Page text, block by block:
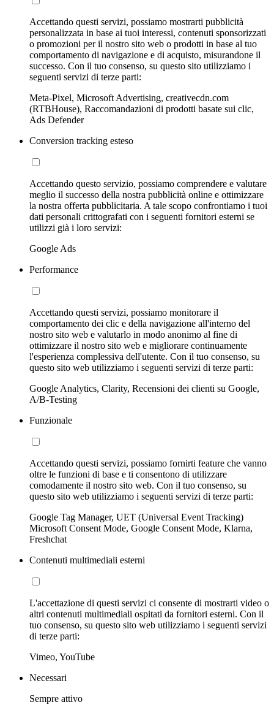
Accettando questi servizi, possiamo mostrarti pubblicità
personalizzata in base ai tuoi interessi, contenuti sponsorizzati
o promozioni per il nostro sito web o prodotti in base al tuo
comportamento di navigazione e di acquisto, misurandone il
successo. Con il tuo consenso, su questo sito utilizziamo i
seguenti servizi di terze parti:
Meta-Pixel, Microsoft Advertising, creativecdn.com
(RTBHouse), Raccomandazioni di prodotti basate sui clic,
Ads Defender
Conversion tracking esteso
Accettando questo servizio, possiamo comprendere e valutare
meglio il successo della nostra pubblicità online e ottimizzare
la nostra offerta pubblicitaria. A tale scopo confrontiamo i tuoi
dati personali crittografati con i seguenti fornitori esterni se
utilizzi già i loro servizi:
Google Ads
Performance
Accettando questi servizi, possiamo monitorare il
comportamento dei clic e della navigazione all'interno del
nostro sito web e valutarlo in modo anonimo al fine di
ottimizzare il nostro sito web e migliorare continuamente
l'esperienza complessiva dell'utente. Con il tuo consenso, su
questo sito web utilizziamo i seguenti servizi di terze parti:
Google Analytics, Clarity, Recensioni dei clienti su Google,
A/B-Testing
Funzionale
Accettando questi servizi, possiamo fornirti feature che vanno
oltre le funzioni di base e ti consentono di utilizzare
comodamente il nostro sito web. Con il tuo consenso, su
questo sito web utilizziamo i seguenti servizi di terze parti:
Google Tag Manager, UET (Universal Event Tracking)
Microsoft Consent Mode, Google Consent Mode, Klarna,
Freshchat
Contenuti multimediali esterni
L'accettazione di questi servizi ci consente di mostrarti video o
altri contenuti multimediali ospitati da fornitori esterni. Con il
tuo consenso, su questo sito web utilizziamo i seguenti servizi
di terze parti:
Vimeo, YouTube
Necessari
Sempre attivo